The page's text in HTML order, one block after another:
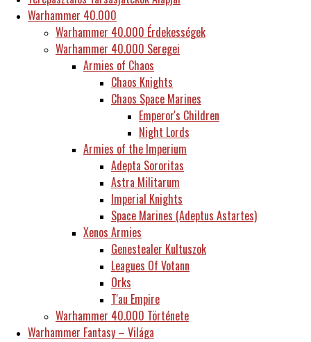
Warhammer 40.000
Warhammer 40.000 Érdekességek
Warhammer 40.000 Seregei
Armies of Chaos
Chaos Knights
Chaos Space Marines
Emperor's Children
Night Lords
Armies of the Imperium
Adepta Sororitas
Astra Militarum
Imperial Knights
Space Marines (Adeptus Astartes)
Xenos Armies
Genestealer Kultuszok
Leagues Of Votann
Orks
T'au Empire
Warhammer 40.000 Története
Warhammer Fantasy – Világa